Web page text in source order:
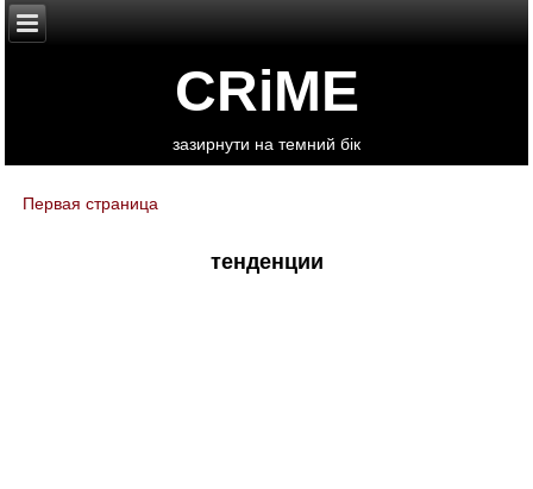
CRiME
зазирнути на темний бік
You are here
Первая страница
тенденции